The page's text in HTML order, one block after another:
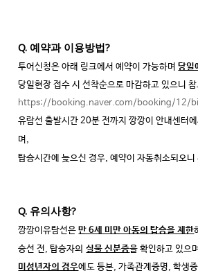
Q. 예약과 이용방법?
투어신청은 아래 링크에서 예약이 가능하며당일
당일현장 접수 시 선착순으로 마감하고 있으니
https://booking.naver.com/booking/12/
유람선 출발시간 20분 전까지 깡깡이 안내센터
며,
탑승시간에 늦으신 경우, 예약이 자동취소되오니
Q. 유의사항?
깡깡이유람선은만 6세 미만 아동의 탑승을 제한
승선 전, 탑승자의실물 신분증을 확인하고 있으
미성년자의 경우에도 등본, 가족관계증명, 학생